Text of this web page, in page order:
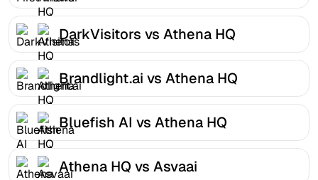
DarkVisitors vs Athena HQ
Brandlight.ai vs Athena HQ
Bluefish AI vs Athena HQ
Athena HQ vs Asvaai